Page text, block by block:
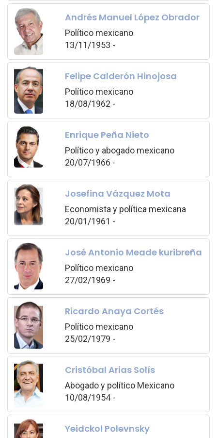
Andrés Manuel López Obrador
Político mexicano
13/11/1953 -
Felipe Calderón Hinojosa
Político mexicano
18/08/1962 -
Enrique Peña Nieto
Político y abogado mexicano
20/07/1966 -
Josefina Vázquez Mota
Economista y política mexicana
20/01/1961 -
José Antonio Meade kuribreña
Político mexicano
27/02/1969 -
Ricardo Anaya Cortés
Político mexicano
25/02/1979 -
Cristóbal Arias Solís
Abogado y político Mexicano
10/08/1954 -
Yeidckol Polevnsky